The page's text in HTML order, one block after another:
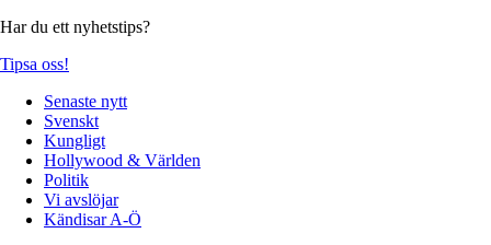
Har du ett nyhetstips?
Tipsa oss!
Senaste nytt
Svenskt
Kungligt
Hollywood & Världen
Politik
Vi avslöjar
Kändisar A-Ö